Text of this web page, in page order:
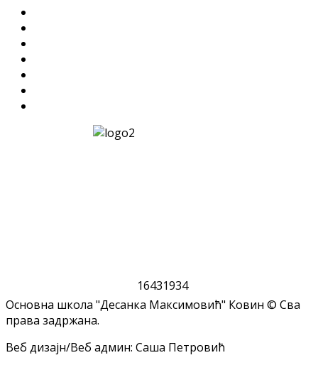
16431934
Основна школа "Десанка Максимовић" Ковин © Сва
права задржана.
Веб дизајн/Веб админ: Саша Петровић